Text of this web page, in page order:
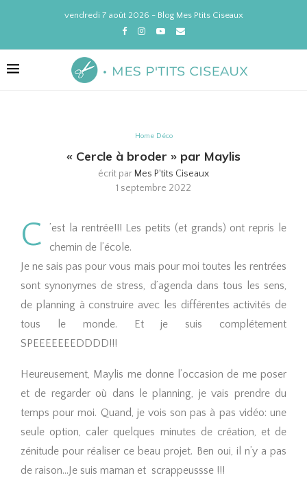
vendredi 7 août 2026 - Blog Mes Ptits Ciseaux
Home Déco
« Cercle à broder » par Maylis
écrit par Mes P'tits Ciseaux
1 septembre 2022
C
’est la rentrée!!! Les petits (et grands) ont repris le
chemin de l’école.
Je ne sais pas pour vous mais pour moi toutes les rentrées
sont synonymes de stress, d’agenda dans tous les sens,
de planning à construire avec les différentes activités de
tous le monde. Et je suis complétement
SPEEEEEEEDDDD!!!
Heureusement, Maylis me donne l’occasion de me poser
et de regarder où dans le planning, je vais prendre du
temps pour moi. Quand, je vois son pas à pas vidéo: une
seule option, caler quelques minutes de création, et de
zénitude pour réaliser ce beau projet. Ben oui, il n’y a pas
de raison…Je suis maman et scrappeussse !!!